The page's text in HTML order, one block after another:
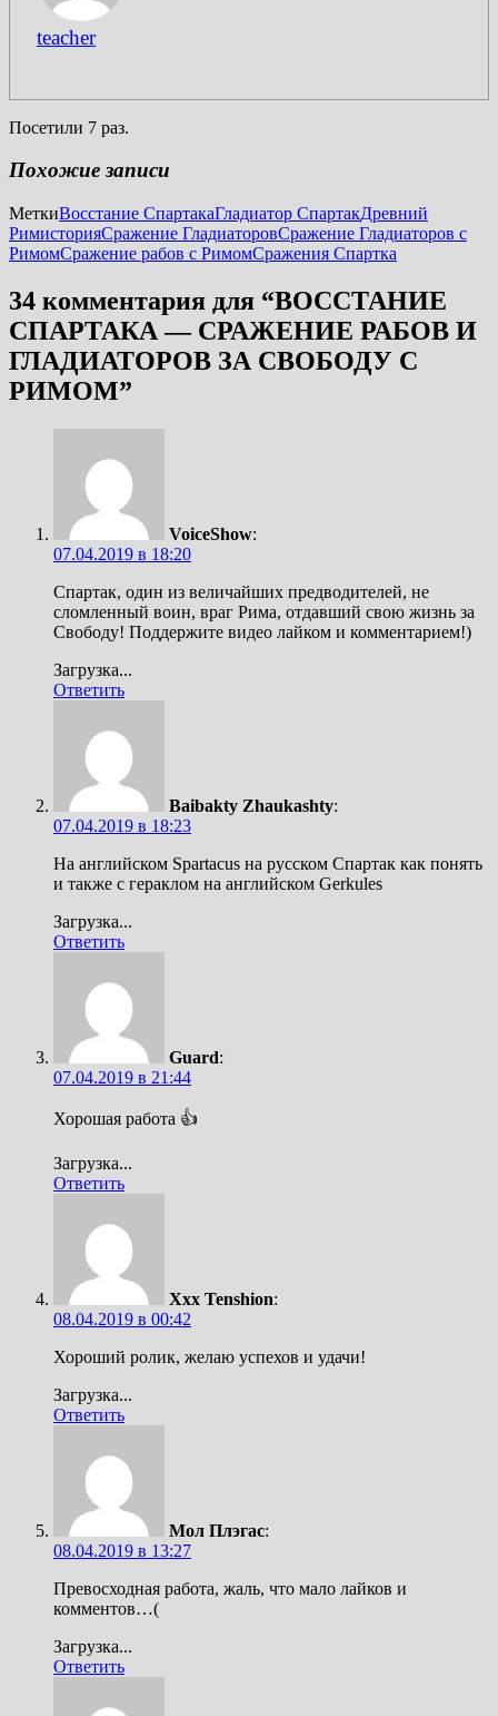
teacher
Посетили 7 раз.
Похожие записи
МеткиВосстание СпартакаГладиатор СпартакДревний
РимисторияСражение ГладиаторовСражение Гладиаторов с
РимомСражение рабов с РимомСражения Спартка
34 комментария для “ВОССТАНИЕ
СПАРТАКА — СРАЖЕНИЕ РАБОВ И
ГЛАДИАТОРОВ ЗА СВОБОДУ С
РИМОМ”
VoiceShow:
07.04.2019 в 18:20
Спартак, один из величайших предводителей, не
сломленный воин, враг Рима, отдавший свою жизнь за
Свободу! Поддержите видео лайком и комментарием!)
Загрузка...
Ответить
Baibakty Zhaukashty:
07.04.2019 в 18:23
На английском Spartacus на русском Спартак как понять
и также с гераклом на английском Gerkules
Загрузка...
Ответить
Guard:
07.04.2019 в 21:44
Хорошая работа 👍
Загрузка...
Ответить
Xxx Tenshion:
08.04.2019 в 00:42
Хороший ролик, желаю успехов и удачи!
Загрузка...
Ответить
Мол Плэгас:
08.04.2019 в 13:27
Превосходная работа, жаль, что мало лайков и
комментов…(
Загрузка...
Ответить